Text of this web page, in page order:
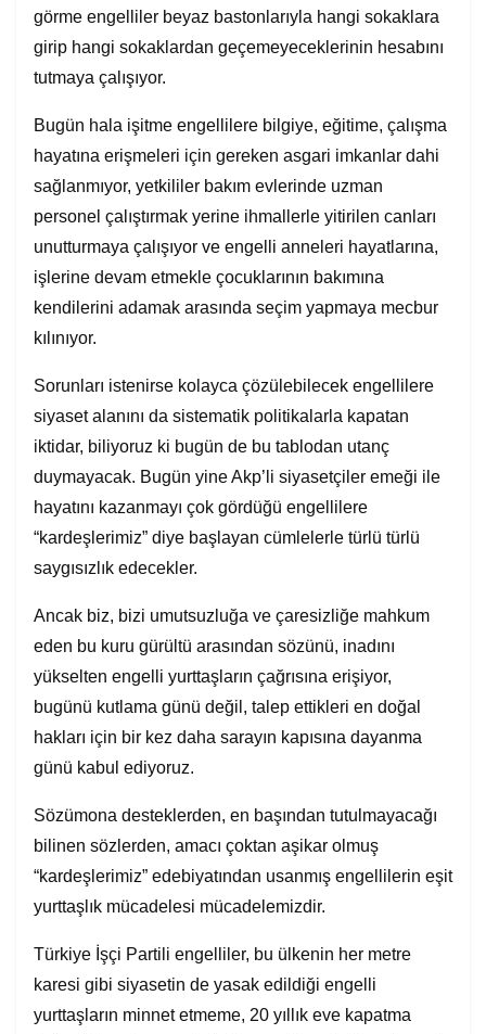
görme engelliler beyaz bastonlarıyla hangi sokaklara
girip hangi sokaklardan geçemeyeceklerinin hesabını
tutmaya çalışıyor.
Bugün hala işitme engellilere bilgiye, eğitime, çalışma
hayatına erişmeleri için gereken asgari imkanlar dahi
sağlanmıyor, yetkililer bakım evlerinde uzman
personel çalıştırmak yerine ihmallerle yitirilen canları
unutturmaya çalışıyor ve engelli anneleri hayatlarına,
işlerine devam etmekle çocuklarının bakımına
kendilerini adamak arasında seçim yapmaya mecbur
kılınıyor.
Sorunları istenirse kolayca çözülebilecek engellilere
siyaset alanını da sistematik politikalarla kapatan
iktidar, biliyoruz ki bugün de bu tablodan utanç
duymayacak. Bugün yine Akp’li siyasetçiler emeği ile
hayatını kazanmayı çok gördüğü engellilere
“kardeşlerimiz” diye başlayan cümlelerle türlü türlü
saygısızlık edecekler.
Ancak biz, bizi umutsuzluğa ve çaresizliğe mahkum
eden bu kuru gürültü arasından sözünü, inadını
yükselten engelli yurttaşların çağrısına erişiyor,
bugünü kutlama günü değil, talep ettikleri en doğal
hakları için bir kez daha sarayın kapısına dayanma
günü kabul ediyoruz.
Sözümona desteklerden, en başından tutulmayacağı
bilinen sözlerden, amacı çoktan aşikar olmuş
“kardeşlerimiz” edebiyatından usanmış engellilerin eşit
yurttaşlık mücadelesi mücadelemizdir.
Türkiye İşçi Partili engelliler, bu ülkenin her metre
karesi gibi siyasetin de yasak edildiği engelli
yurttaşların minnet etmeme, 20 yıllık eve kapatma